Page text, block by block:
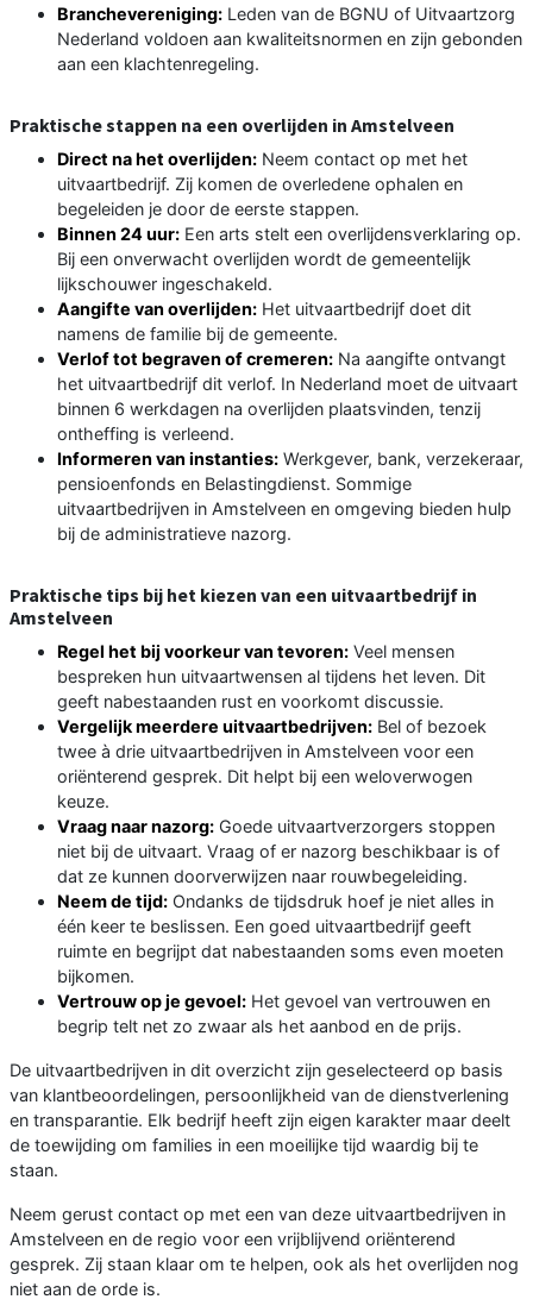
Branchevereniging: Leden van de BGNU of Uitvaartzorg
Nederland voldoen aan kwaliteitsnormen en zijn gebonden
aan een klachtenregeling.
Praktische stappen na een overlijden in Amstelveen
Direct na het overlijden: Neem contact op met het
uitvaartbedrijf. Zij komen de overledene ophalen en
begeleiden je door de eerste stappen.
Binnen 24 uur: Een arts stelt een overlijdensverklaring op.
Bij een onverwacht overlijden wordt de gemeentelijk
lijkschouwer ingeschakeld.
Aangifte van overlijden: Het uitvaartbedrijf doet dit
namens de familie bij de gemeente.
Verlof tot begraven of cremeren: Na aangifte ontvangt
het uitvaartbedrijf dit verlof. In Nederland moet de uitvaart
binnen 6 werkdagen na overlijden plaatsvinden, tenzij
ontheffing is verleend.
Informeren van instanties: Werkgever, bank, verzekeraar,
pensioenfonds en Belastingdienst. Sommige
uitvaartbedrijven in Amstelveen en omgeving bieden hulp
bij de administratieve nazorg.
Praktische tips bij het kiezen van een uitvaartbedrijf in
Amstelveen
Regel het bij voorkeur van tevoren: Veel mensen
bespreken hun uitvaartwensen al tijdens het leven. Dit
geeft nabestaanden rust en voorkomt discussie.
Vergelijk meerdere uitvaartbedrijven: Bel of bezoek
twee à drie uitvaartbedrijven in Amstelveen voor een
oriënterend gesprek. Dit helpt bij een weloverwogen
keuze.
Vraag naar nazorg: Goede uitvaartverzorgers stoppen
niet bij de uitvaart. Vraag of er nazorg beschikbaar is of
dat ze kunnen doorverwijzen naar rouwbegeleiding.
Neem de tijd: Ondanks de tijdsdruk hoef je niet alles in
één keer te beslissen. Een goed uitvaartbedrijf geeft
ruimte en begrijpt dat nabestaanden soms even moeten
bijkomen.
Vertrouw op je gevoel: Het gevoel van vertrouwen en
begrip telt net zo zwaar als het aanbod en de prijs.
De uitvaartbedrijven in dit overzicht zijn geselecteerd op basis
van klantbeoordelingen, persoonlijkheid van de dienstverlening
en transparantie. Elk bedrijf heeft zijn eigen karakter maar deelt
de toewijding om families in een moeilijke tijd waardig bij te
staan.
Neem gerust contact op met een van deze uitvaartbedrijven in
Amstelveen en de regio voor een vrijblijvend oriënterend
gesprek. Zij staan klaar om te helpen, ook als het overlijden nog
niet aan de orde is.